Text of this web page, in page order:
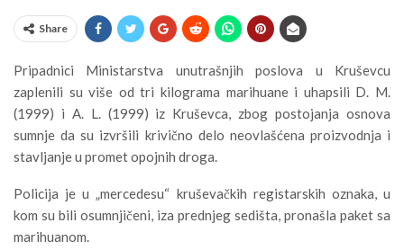
Share
Pripadnici Ministarstva unutrašnjih poslova u Kruševcu
zaplenili su više od tri kilograma marihuane i uhapsili D. M.
(1999) i A. L. (1999) iz Kruševca, zbog postojanja osnova
sumnje da su izvršili krivično delo neovlašćena proizvodnja i
stavljanje u promet opojnih droga.
Policija je u „mercedesu“ kruševačkih registarskih oznaka, u
kom su bili osumnjičeni, iza prednjeg sedišta, pronašla paket sa
marihuanom.